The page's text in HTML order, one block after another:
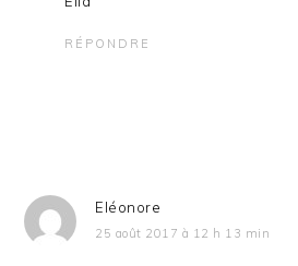
RÉPONDRE
Eléonore
25 août 2017 à 12 h 13 min